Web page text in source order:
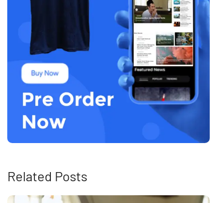
Related Posts